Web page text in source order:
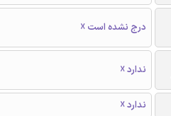
درج نشده است ☓
ندارد ☓
ندارد ☓